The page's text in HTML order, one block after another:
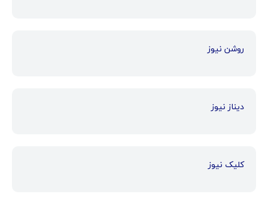
روشن نیوز
دیناز نیوز
کلیک نیوز